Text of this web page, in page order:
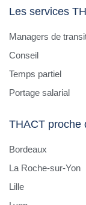
Les services
Managers de
Conseil
Temps partiel
Portage salarial
THACT proche
Bordeaux
La Roche-sur-Yon
Lille